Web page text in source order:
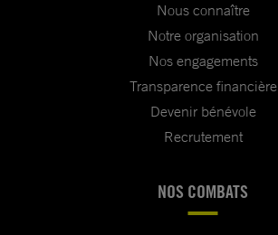
Nous connaître
Notre organisation
Nos engagements
Transparence financière
Devenir bénévole
Recrutement
NOS COMBATS